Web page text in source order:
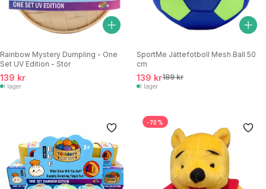
Rainbow Mystery Dumpling - One
Set UV Edition - Stor
139 kr
I lager
SportMe Jättefotboll Mesh Ball 50
cm
139 kr189 kr
I lager
-70%